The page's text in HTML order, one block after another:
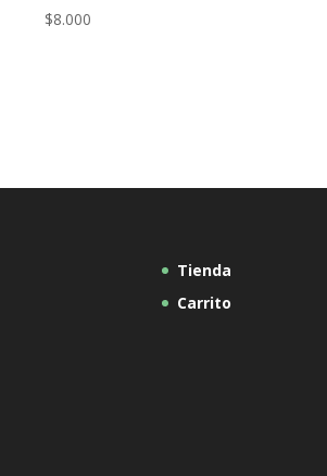
$8.000
Tienda
Carrito